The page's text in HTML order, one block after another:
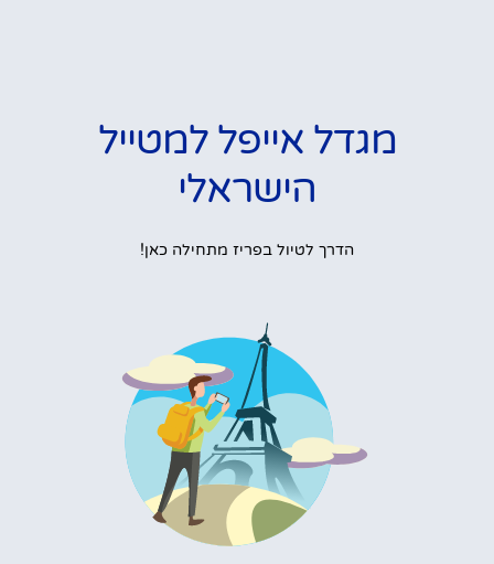
מגדל אייפל למטייל
הישראלי
הדרך לטיול בפריז מתחילה כאן!